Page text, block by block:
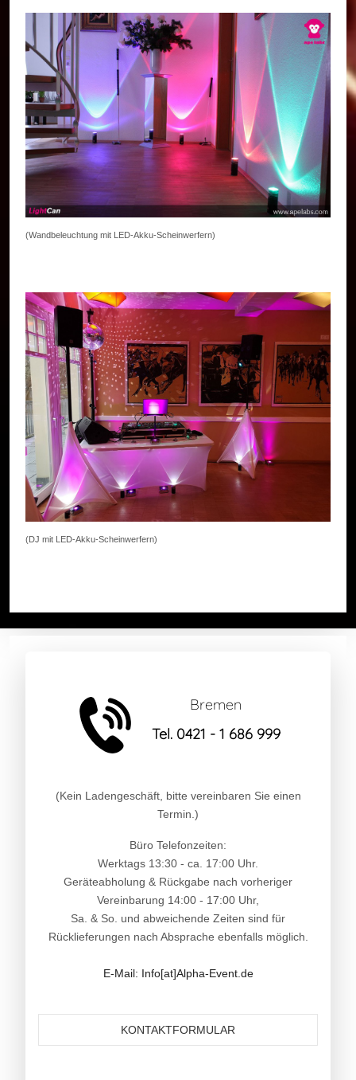
(Wandbeleuchtung mit LED-Akku-Scheinwerfern)
(DJ mit LED-Akku-Scheinwerfern)
Bremen
Tel. 0421 - 1 686 999
(Kein Ladengeschäft, bitte vereinbaren Sie einen
Termin.)
Büro Telefonzeiten:
Werktags 13:30 - ca. 17:00 Uhr.
Geräteabholung & Rückgabe nach vorheriger
Vereinbarung 14:00 - 17:00 Uhr,
Sa. & So. und abweichende Zeiten sind für
Rücklieferungen nach Absprache ebenfalls möglich.
E-Mail: Info[at]Alpha-Event.de
KONTAKTFORMULAR